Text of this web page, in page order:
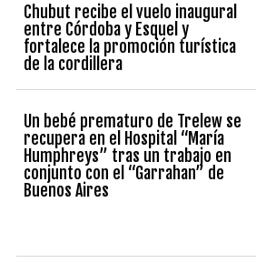
Chubut recibe el vuelo inaugural
entre Córdoba y Esquel y
fortalece la promoción turística
de la cordillera
Un bebé prematuro de Trelew se
recupera en el Hospital “María
Humphreys” tras un trabajo en
conjunto con el “Garrahan” de
Buenos Aires